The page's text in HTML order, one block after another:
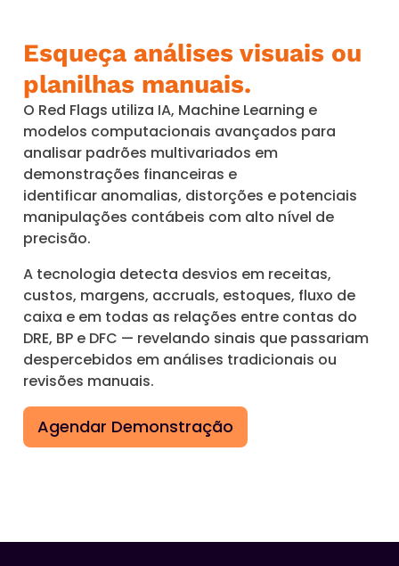
Esqueça análises visuais ou
planilhas manuais.
O Red Flags utiliza IA, Machine Learning e
modelos computacionais avançados para
analisar padrões multivariados em
demonstrações financeiras e
identificar anomalias, distorções e potenciais
manipulações contábeis com alto nível de
precisão.
A tecnologia detecta desvios em receitas,
custos, margens, accruals, estoques, fluxo de
caixa e em todas as relações entre contas do
DRE, BP e DFC — revelando sinais que passariam
despercebidos em análises tradicionais ou
revisões manuais.
Agendar Demonstração